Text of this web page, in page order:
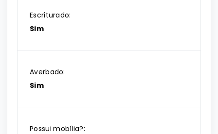
Escriturado:
Sim
Averbado:
Sim
Possui mobília?: